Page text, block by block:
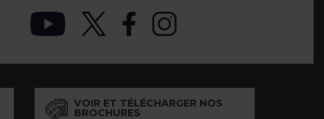
VOIR ET TÉLÉCHARGER NOS
BROCHURES